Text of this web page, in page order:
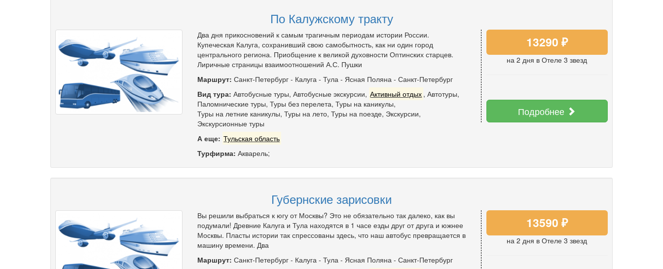
По Калужскому тракту
Два дня прикосновений к самым трагичным периодам истории России.
Купеческая Калуга, сохранивший свою самобытность, как ни один город
центрального региона. Приобщение к великой духовности Оптинских старцев.
Лиричные страницы взаимоотношений А.С. Пушки
Маршрут: Санкт-Петербург- Калуга- Тула- Ясная Поляна- Санкт-Петербург
Вид тура: Автобусные туры, Автобусные экскурсии, Активный отдых ,Автотуры,
Паломнические туры, Туры без перелета, Туры на каникулы,
Туры на летние каникулы, Туры на лето, Туры на поезде, Экскурсии,
Экскурсионные туры
А еще: Тульская область
Турфирма: Акварель;
13290 ₽
на 2 дня в Отеле 3 звезд
Подробнее
Губернские зарисовки
Вы решили выбраться к югу от Москвы? Это не обязательно так далеко, как вы
подумали! Древние Калуга и Тула находятся в 1 часе езды друг от друга и южнее
Москвы. Пласты истории так спрессованы здесь, что наш автобус превращается в
машину времени. Два
Маршрут: Санкт-Петербург- Калуга- Тула- Ясная Поляна- Санкт-Петербург
13590 ₽
на 2 дня в Отеле 3 звезд